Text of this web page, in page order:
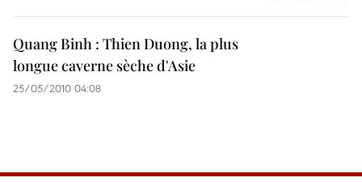
Quang Binh : Thien Duong, la plus
longue caverne sèche d'Asie
25/05/2010 04:08